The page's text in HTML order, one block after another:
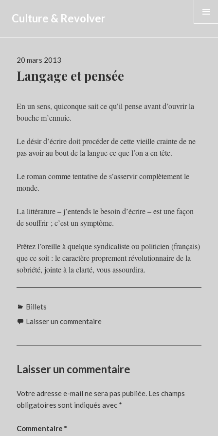
Culture & Revolver
Publié
le
20 mars 2013
Langage et pensée
En un sens, quiconque sait ce qu’il pense avant d’ouvrir la
bouche m’ennuie.
Le désir d’écrire doit procéder de cette vieille crainte de ne
pas avoir au bout de la langue ce que l’on a en tête.
Le roman comme tentative de s’asservir complètement le
monde.
La littérature – j’entends le besoin d’écrire – est une façon
de souffrir ; c’est un symptôme.
Prêtez l’oreille à quelque syndicaliste ou politicien (français)
que ce soit : le caractère proprement révolutionnaire de la
sobriété, jointe à la clarté, vous assourdira.
Catégories
Billets
Laisser un commentaire
Laisser un commentaire
Votre adresse e-mail ne sera pas publiée. Les champs
obligatoires sont indiqués avec *
Commentaire*